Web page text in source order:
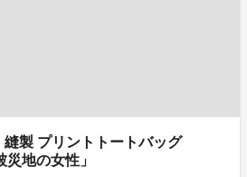
縫製 プリントトートバッグ
地の女性」